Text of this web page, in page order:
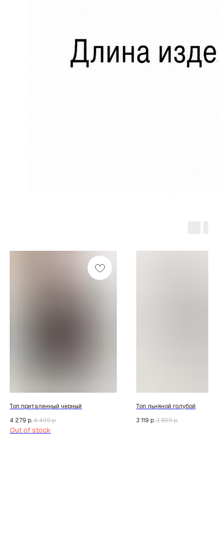
Топ приталенный черный
4 279 р.4 499р.
Out of stock
Топ льняной голубой
3 119 р.3 899р.